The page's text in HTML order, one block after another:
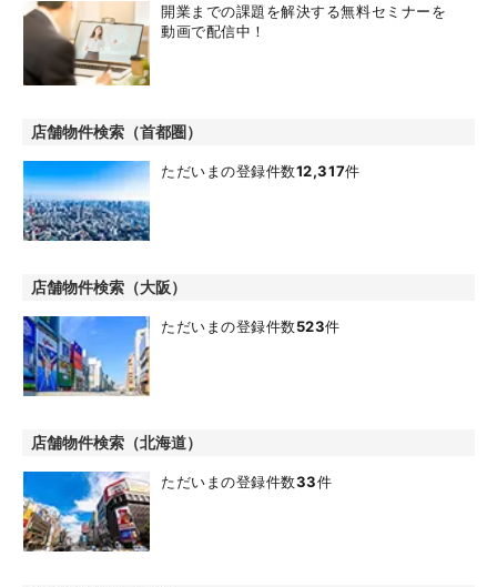
開業までの課題を解決する無料セミナーを
動画で配信中！
店舗物件検索（首都圏）
ただいまの登録件数12,317件
店舗物件検索（大阪）
ただいまの登録件数523件
店舗物件検索（北海道）
ただいまの登録件数33件